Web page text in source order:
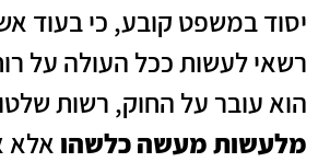
יסוד במשפט קובע, כי בעוד
רשאי לעשות ככל העולה על
הוא עובר על החוק, רשות
מלעשות מעשה כלשהו אלא